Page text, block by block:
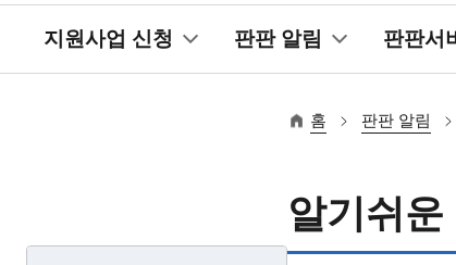
지원사업 신청 판판 알림 판판서
홈 판판 알림
알기쉬운